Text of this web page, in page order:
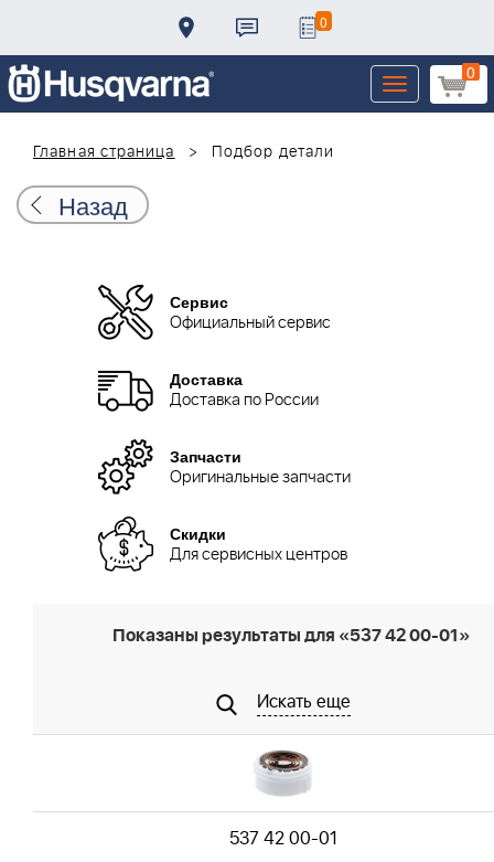
0
0
Toggle
navigation
Главная страница
Подбор детали
Назад
Сервис
Официальный сервис
Доставка
Доставка по России
Запчасти
Оригинальные запчасти
Скидки
Для сервисных центров
Показаны результаты для «537 42 00-01»
Искать еще
537 42 00-01